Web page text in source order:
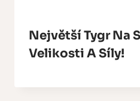
Největší Tygr Na
Velikosti A Síly!